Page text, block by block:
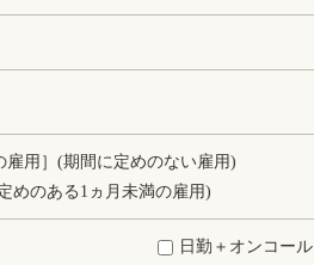
雇用］(期間に定めのない雇用)
めのある1ヵ月未満の雇用)
日勤＋オンコール